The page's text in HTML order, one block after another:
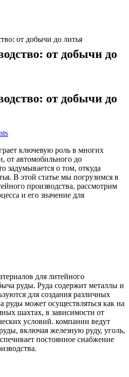
от добычи до литья
от добычи до
ключевую роль в многих
от автомобильного до
задумывается о том, откуда
В этой статье мы погрузимся в
производства, рассмотрим
и его значение для
для литейного
руды. Руда содержит металлы и
для создания различных
может осуществляться как на
шахтах, в зависимости от
условий. компании ведут
включая железную руду, уголь,
постоянное снабжение